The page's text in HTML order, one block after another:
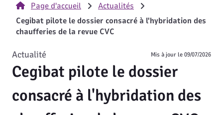
Page d'accueil
Actualités
Cegibat pilote le dossier consacré à l'hybridation des
chaufferies de la revue CVC
Cegibat pilote le dossier
consacré à l'hybridation des
Actualité Mis à jour le09/07/2026